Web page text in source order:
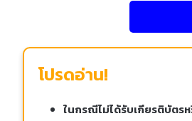
โปรดอ่าน!
ในกรณีไม่ได้รับเกียรติบัตร